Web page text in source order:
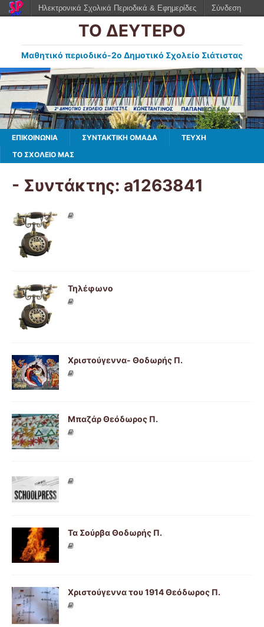
ΤΟ ΔΕΥΤΕΡΟ
Μαθητικό περιοδικό-2ο Δημοτικό Σχολείο Σιάτιστας
ΕΠΙΚΟΙΝΩΝΙΑ ΣΥΝΤΑΚΤΙΚΗ ΟΜΑΔΑ
ΤΕΥΧΗ
ΤΟ ΣΧΟΛΕΙΟ ΜΑΣ
- Συντάκτης: a1263841
Τηλέφωνο
Χριστούγεννα- Θοδωρής Π.
Μπαζάρ Θεόδωρος Π.
Τα Σούρβα Θοδωρής Π.
Χριστούγεννα του 1914 Θεόδωρος Π.
Ηλεκτρονικά Σχολικά Περιοδικά & Εφημερίδες Σύνδεση